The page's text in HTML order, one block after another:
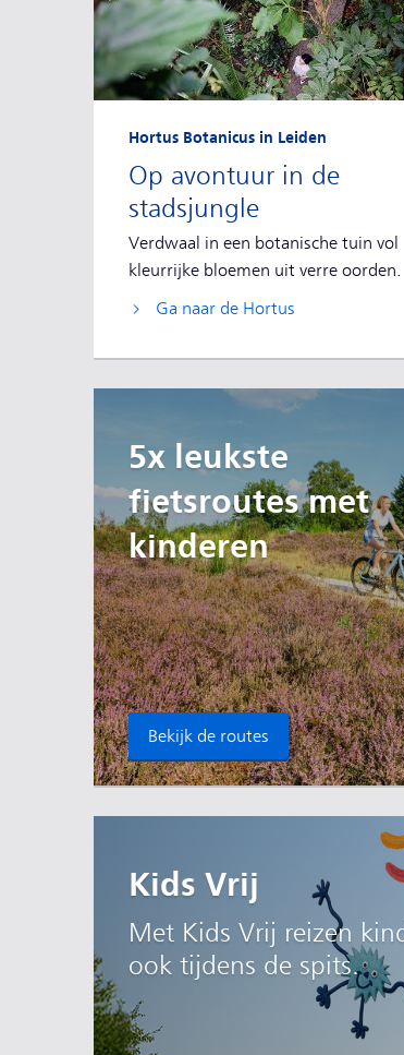
Op avontuur in de
stadsjungle
Hortus Botanicus in Leiden
Verdwaal in een botanische tuin vol
kleurrijke bloemen uit verre oorden.
Ga naar de Hortus
5x leukste
fietsroutes met
kinderen
Bekijk de routes
Kids Vrij
Met Kids Vrij reizen
ook tijdens de spits.